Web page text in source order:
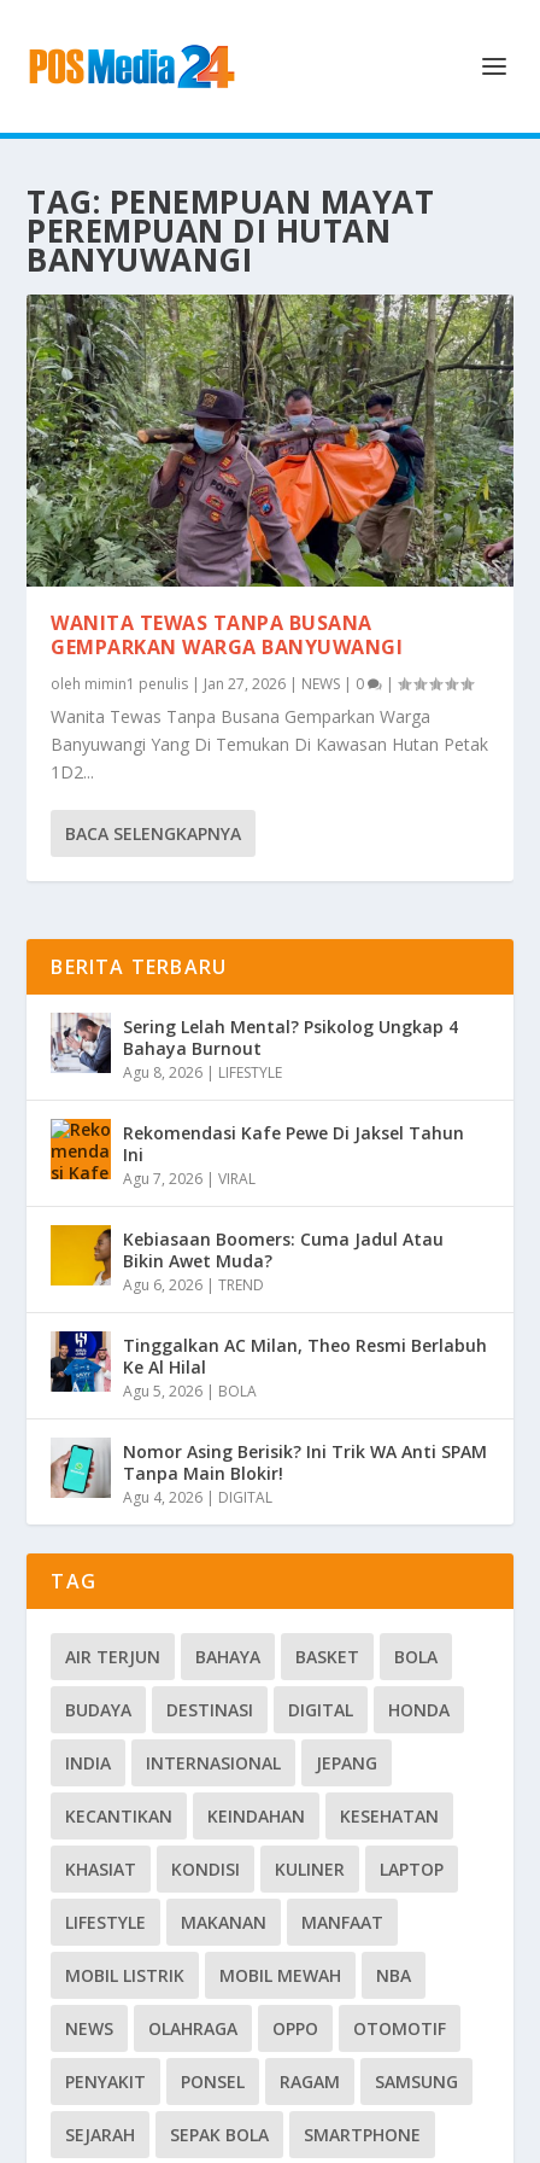
TAG: PENEMPUAN MAYAT
PEREMPUAN DI HUTAN
BANYUWANGI
WANITA TEWAS TANPA BUSANA
GEMPARKAN WARGA BANYUWANGI
oleh mimin1 penulis | Jan 27, 2026 | NEWS | 0 |
Wanita Tewas Tanpa Busana Gemparkan Warga
Banyuwangi Yang Di Temukan Di Kawasan Hutan Petak
1D2...
BACA SELENGKAPNYA
BERITA TERBARU
Sering Lelah Mental? Psikolog Ungkap 4
Bahaya Burnout
Agu 8, 2026 | LIFESTYLE
Rekomendasi Kafe Pewe Di Jaksel Tahun
Ini
Agu 7, 2026 |VIRAL
Kebiasaan Boomers: Cuma Jadul Atau
Bikin Awet Muda?
Agu 6, 2026 |TREND
Tinggalkan AC Milan, Theo Resmi Berlabuh
Ke Al Hilal
Agu 5, 2026 | BOLA
Nomor Asing Berisik? Ini Trik WA Anti SPAM
Tanpa Main Blokir!
Agu 4, 2026 | DIGITAL
TAG
AIR TERJUN BAHAYA BASKET BOLA
BUDAYA DESTINASI DIGITAL HONDA
INDIA INTERNASIONAL JEPANG
KECANTIKAN KEINDAHAN KESEHATAN
KHASIAT KONDISI KULINER LAPTOP
LIFESTYLE MAKANAN MANFAAT
MOBIL LISTRIK MOBIL MEWAH NBA
NEWS OLAHRAGA OPPO OTOMOTIF
PENYAKIT PONSEL RAGAM SAMSUNG
SEJARAH SEPAK BOLA SMARTPHONE